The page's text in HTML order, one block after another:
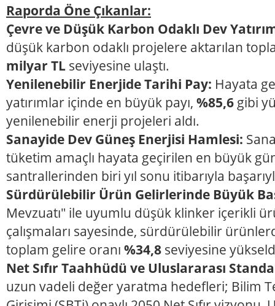
Raporda Öne Çıkanlar:
Çevre ve Düşük Karbon Odaklı Dev
düşük karbon odaklı projelere aktarılan
milyar TL seviyesine ulaştı.
Yenilenebilir Enerjide Tarihi Pay: Hayata
yatırımlar içinde en büyük payı, %85,6 gibi
yenilenebilir enerji projeleri aldı.
Sanayide Dev Güneş Enerjisi Hamlesi:
tüketim amaçlı hayata geçirilen en büyük
santrallerinden biri yıl sonu itibarıyla
Sürdürülebilir Ürün Gelirlerinde Büyük
Mevzuatı" ile uyumlu düşük klinker içerikli
çalışmaları sayesinde, sürdürülebilir
toplam gelire oranı %34,8 seviyesine
Net Sıfır Taahhüdü ve Uluslararası
uzun vadeli değer yaratma hedefleri; Bilim